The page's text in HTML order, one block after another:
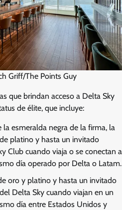
Griff/The Points Guy
que brindan acceso a Delta Sky
de élite, que incluye:
la esmeralda negra de la firma, la
platino y hasta un invitado
Club cuando viaja o se conectan a
día operado por Delta o Latam.
oro y platino y hasta un invitado
Delta Sky cuando viajan en un
día entre Estados Unidos y